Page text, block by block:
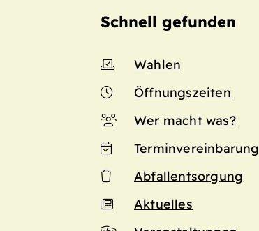
Schnell gefunden
Wahlen
Öffnungszeiten
Wer macht was?
Terminvereinbarung
Abfallentsorgung
Aktuelles